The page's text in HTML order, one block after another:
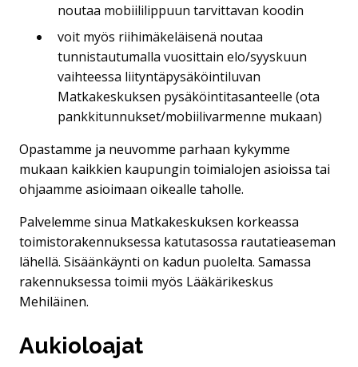
noutaa mobiililippuun tarvittavan koodin
voit myös riihimäkeläisenä noutaa
tunnistautumalla vuosittain elo/syyskuun
vaihteessa liityntäpysäköintiluvan
Matkakeskuksen pysäköintitasanteelle (ota
pankkitunnukset/mobiilivarmenne mukaan)
Opastamme ja neuvomme parhaan kykymme
mukaan kaikkien kaupungin toimialojen asioissa tai
ohjaamme asioimaan oikealle taholle.
Palvelemme sinua Matkakeskuksen korkeassa
toimistorakennuksessa katutasossa rautatieaseman
lähellä. Sisäänkäynti on kadun puolelta. Samassa
rakennuksessa toimii myös Lääkärikeskus
Mehiläinen.
Aukioloajat